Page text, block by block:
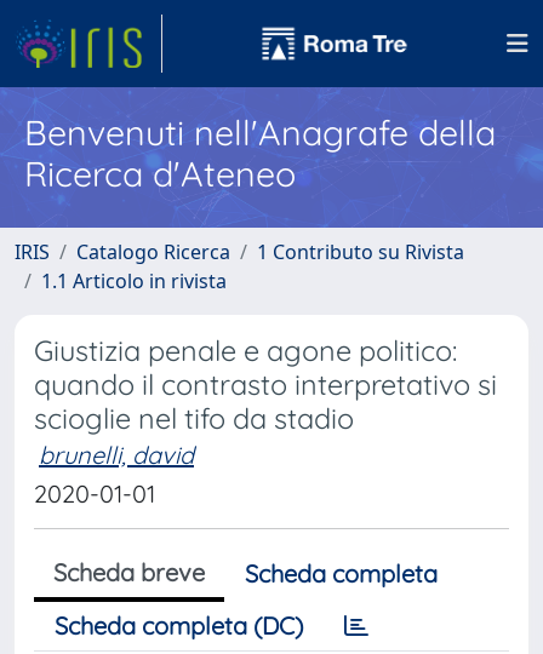
Benvenuti nell'Anagrafe della
Ricerca d'Ateneo
IRIS Catalogo Ricerca
1 Contributo su Rivista
1.1 Articolo in rivista
Giustizia penale e agone politico:
quando il contrasto interpretativo si
scioglie nel tifo da stadio
brunelli, david
2020-01-01
Scheda breve
Scheda completa
Scheda completa (DC)